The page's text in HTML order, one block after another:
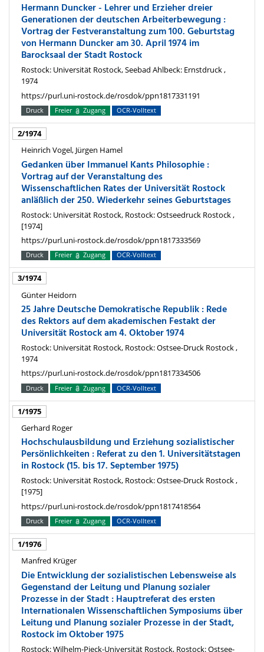
Hermann Duncker - Lehrer und Erzieher dreier
Generationen der deutschen Arbeiterbewegung :
Vortrag der Festveranstaltung zum 100. Geburtstag
von Hermann Duncker am 30. April 1974 im
Barocksaal der Stadt Rostock
Rostock: Universität Rostock, Seebad Ahlbeck: Ernstdruck ,
1974
https://purl.uni-rostock.de/rosdok/ppn1817331191
Druck Freier Zugang OCR-Volltext
2/1974
Heinrich Vogel, Jürgen Hamel
Gedanken über Immanuel Kants Philosophie :
Vortrag auf der Veranstaltung des
Wissenschaftlichen Rates der Universität Rostock
anläßlich der 250. Wiederkehr seines Geburtstages
Rostock: Universität Rostock, Rostock: Ostseedruck Rostock ,
[1974]
https://purl.uni-rostock.de/rosdok/ppn1817333569
Druck Freier Zugang OCR-Volltext
3/1974
Günter Heidorn
25 Jahre Deutsche Demokratische Republik : Rede
des Rektors auf dem akademischen Festakt der
Universität Rostock am 4. Oktober 1974
Rostock: Universität Rostock, Rostock: Ostsee-Druck Rostock ,
1974
https://purl.uni-rostock.de/rosdok/ppn1817334506
Druck Freier Zugang OCR-Volltext
1/1975
Gerhard Roger
Hochschulausbildung und Erziehung sozialistischer
Persönlichkeiten : Referat zu den 1. Universitätstagen
in Rostock (15. bis 17. September 1975)
Rostock: Universität Rostock, Rostock: Ostsee-Druck Rostock ,
[1975]
https://purl.uni-rostock.de/rosdok/ppn1817418564
Druck Freier Zugang OCR-Volltext
1/1976
Manfred Krüger
Die Entwicklung der sozialistischen Lebensweise als
Gegenstand der Leitung und Planung sozialer
Prozesse in der Stadt : Hauptreferat des ersten
Internationalen Wissenschaftlichen Symposiums über
Leitung und Planung sozialer Prozesse in der Stadt,
Rostock im Oktober 1975
Rostock: Wilhelm-Pieck-Universität Rostock, Rostock: Ostsee-